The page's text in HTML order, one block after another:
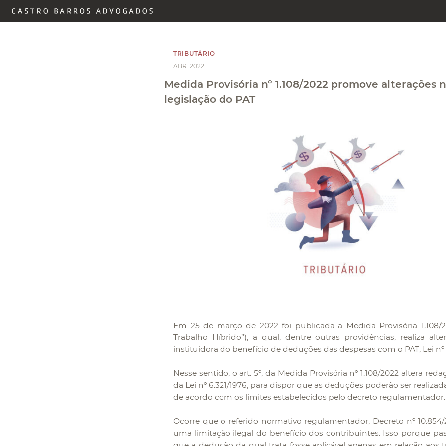
TRIBUTÁRIO
ABR. 2022
Medida Provisória nº 1.108/2022 promove alterações
legislação do PAT
Em 25 de março de 2022 foi publicada a Medida Provisória 1.108/
Trabalho Híbrido”), a qual, dentre outras providências, realiza
instituidora do benefício de deduções das despesas com o PAT, Lei nº
Nesse sentido, o art. 5º, da Medida Provisória nº 1.108/2022 altera
da Lei nº 6.321/1976, para dispor que as deduções poderão ser
de acordo com os limites estabelecidos pelo decreto regulamentador.
Ocorre que o referido normativo regulamentador, Decreto nº 10.854/
uma limitação ilegal do benefício dos contribuintes. Isso porque